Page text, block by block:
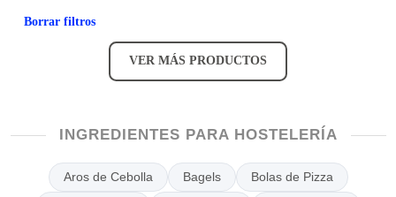
Borrar filtros
VER MÁS PRODUCTOS
INGREDIENTES PARA HOSTELERÍA
Aros de Cebolla Bagels Bolas de Pizza